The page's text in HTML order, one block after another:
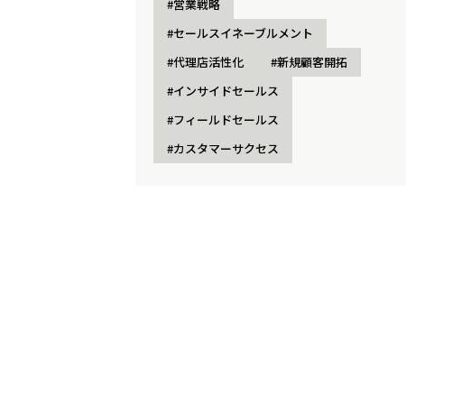
#営業戦略
#セールスイネーブルメント
#代理店活性化
#新規顧客開拓
#インサイドセールス
#フィールドセールス
#カスタマーサクセス